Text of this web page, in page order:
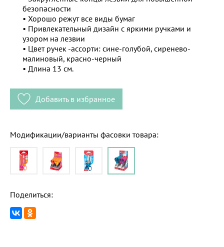
безопасности
• Хорошо режут все виды бумаг
• Привлекательный дизайн с яркими ручками и
узором на лезвии
• Цвет ручек -ассорти: сине-голубой, сиренево-
малиновый, красно-черный
• Длина 13 см.
Добавить в избранное
Модификации/варианты фасовки товара:
Поделиться: